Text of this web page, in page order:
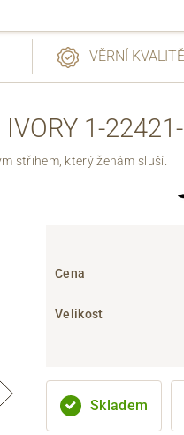
VĚRNÍ
1-
střihem, který ženám sluší.
Cena
Velikost
Skladem